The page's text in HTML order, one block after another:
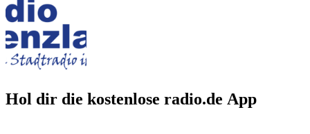
Hol dir die kostenlose radio.de App